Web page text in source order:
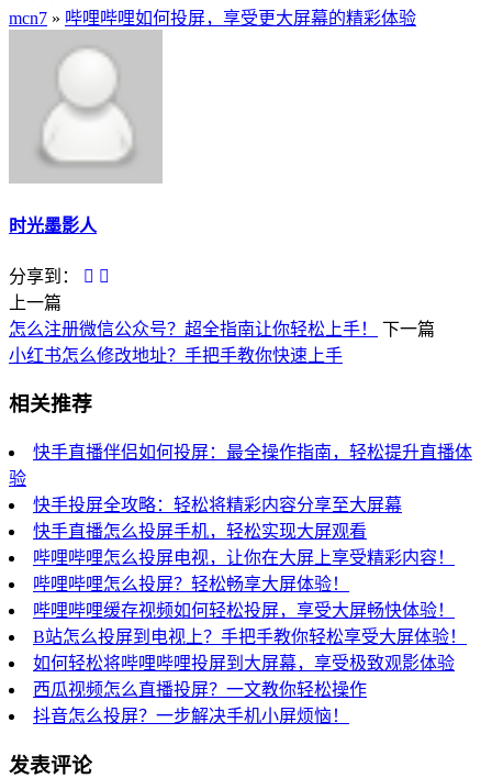
mcn7 » 哔哩哔哩如何投屏，享受更大屏幕的精彩体验
时光墨影人
分享到：
上一篇
怎么注册微信公众号？超全指南让你轻松上手！
下一篇
小红书怎么修改地址？手把手教你快速上手
相关推荐
快手直播伴侣如何投屏：最全操作指南，轻松提升直播体
验
快手投屏全攻略：轻松将精彩内容分享至大屏幕
快手直播怎么投屏手机，轻松实现大屏观看
哔哩哔哩怎么投屏电视，让你在大屏上享受精彩内容！
哔哩哔哩怎么投屏？轻松畅享大屏体验！
哔哩哔哩缓存视频如何轻松投屏，享受大屏畅快体验！
B站怎么投屏到电视上？手把手教你轻松享受大屏体验！
如何轻松将哔哩哔哩投屏到大屏幕，享受极致观影体验
西瓜视频怎么直播投屏？一文教你轻松操作
抖音怎么投屏？一步解决手机小屏烦恼！
发表评论